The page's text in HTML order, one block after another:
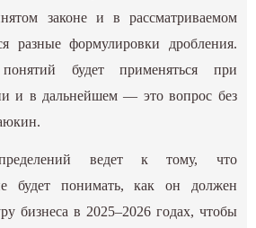
законе и в рассматриваемом
разные формулировки дробления.
будет применяться при
и в дальнейшем — это вопрос без
ведет к тому, что
будет понимать, как он должен
бизнеса в 2025–2026 годах, чтобы